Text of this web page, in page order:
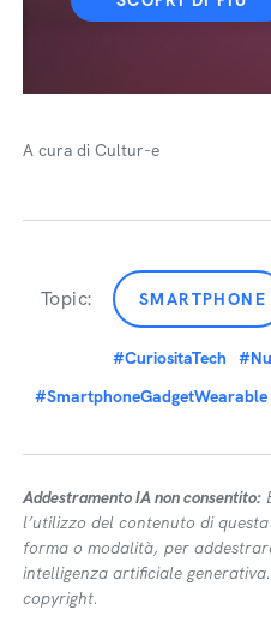
A cura di Cultur-e
Topic: SMARTPHONE
#CuriositaTech
#SmartphoneGadgetWearable
Addestramento IA non consentito:
l’utilizzo del contenuto di
forma o modalità, per
intelligenza artificiale
copyright.